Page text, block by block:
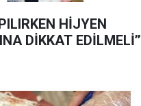
HİJYEN
DİKKAT EDİLMELİ’’